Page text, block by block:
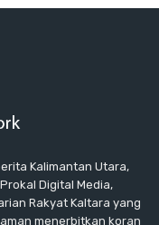
Kalimantan Utara,
Digital Media,
Rakyat Kaltara yang
menerbitkan koran